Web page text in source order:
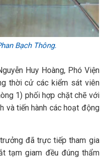
Bạch Thông.
Huy Hoàng, Phó Viện
thời cử các kiểm sát viên
1) phối hợp chặt chẽ với
và tiến hành các hoạt động
đã trực tiếp tham gia
tạm giam đều đúng thẩm